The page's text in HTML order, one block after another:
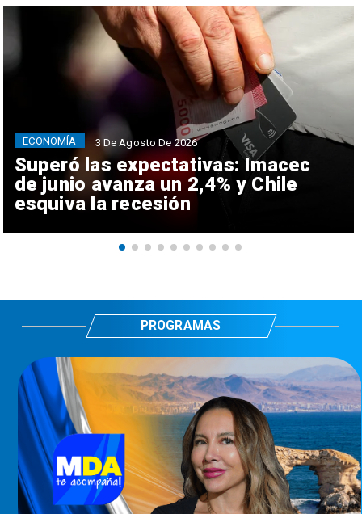
Superó las expectativas: Imacec
de junio avanza un 2,4% y Chile
esquiva la recesión
ECONOMÍA 3 De Agosto De 2026
PROGRAMAS